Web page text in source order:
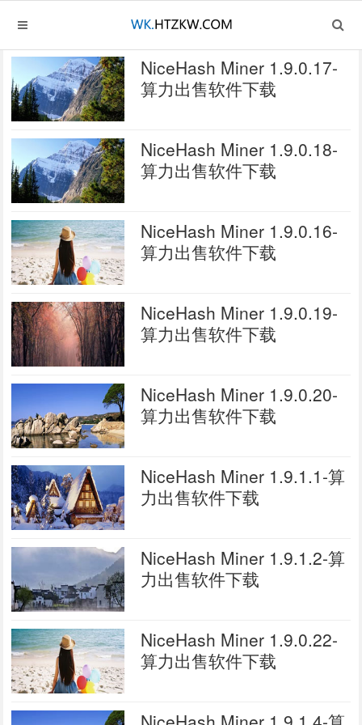
NiceHash Miner 1.9.0.17-
算力出售软件下载
NiceHash Miner 1.9.0.18-
算力出售软件下载
NiceHash Miner 1.9.0.16-
算力出售软件下载
NiceHash Miner 1.9.0.19-
算力出售软件下载
NiceHash Miner 1.9.0.20-
算力出售软件下载
NiceHash Miner 1.9.1.1-算
力出售软件下载
NiceHash Miner 1.9.1.2-算
力出售软件下载
NiceHash Miner 1.9.0.22-
算力出售软件下载